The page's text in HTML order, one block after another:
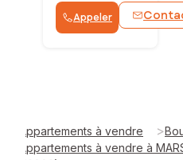
Appeler
Appartements à vendre >
Appartements à vendre à